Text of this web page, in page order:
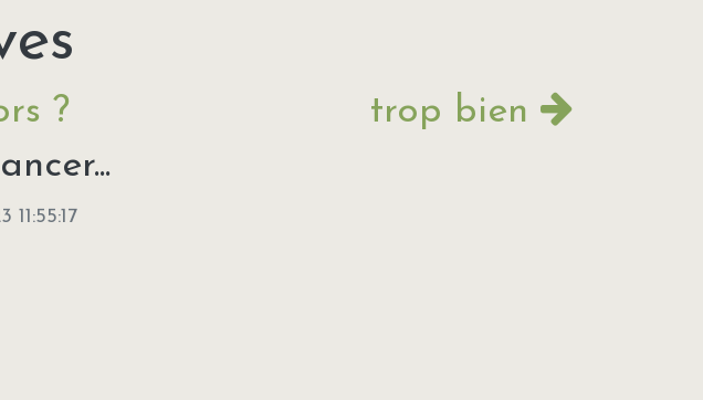
?
trop bien
11:55:17